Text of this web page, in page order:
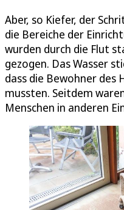
Aber, so Kiefer, der
die Bereiche der
wurden durch die Flut
gezogen. Das Wasser
dass die Bewohner des
mussten. Seitdem
Menschen in anderen